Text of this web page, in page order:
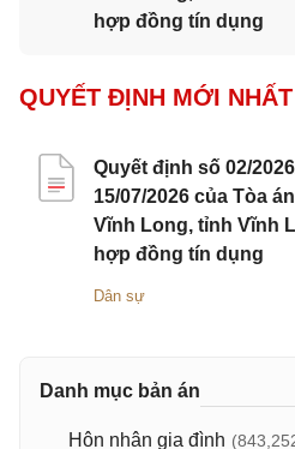
hợp đồng tín dụng
QUYẾT ĐỊNH MỚI NHẤT
Quyết định số 02/
15/07/2026 của Tòa
Vĩnh Long, tỉnh Vĩnh
hợp đồng tín dụng
Dân sự
Danh mục bản án
Hôn nhân gia đình